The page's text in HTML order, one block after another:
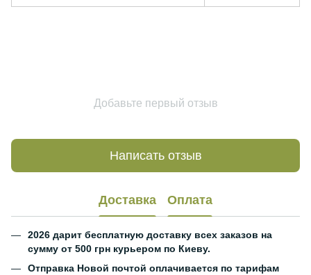
Добавьте первый отзыв
Написать отзыв
Доставка Оплата
2026 дарит бесплатную доставку всех заказов на
сумму от 500 грн курьером по Киеву.
Отправка Новой почтой оплачивается по тарифам